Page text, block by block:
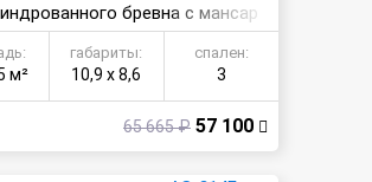
бревна с мансар
м²
габариты:
10,9 х 8,6
спален:
3
65 665 ₽ 57 100